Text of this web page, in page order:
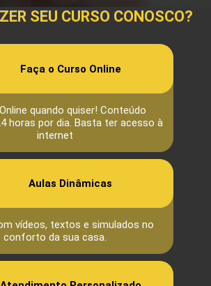
SEU CURSO CONOSCO?
Faça o Curso Online
quando quiser! Conteúdo
horas por dia. Basta ter acesso à
internet
Aulas Dinâmicas
vídeos, textos e simulados no
conforto da sua casa.